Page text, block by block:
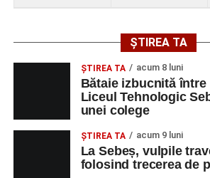
ȘTIREA TA
ŞTIREA TA acum 8 luni
Bătaie izbucnită
Liceul Tehnologic
unei colege
ŞTIREA TA acum 9 luni
La Sebeș, vulpile
folosind trecerea de